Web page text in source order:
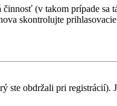
(v takom prípade
skontrolujte
obdržali pri registrácií).